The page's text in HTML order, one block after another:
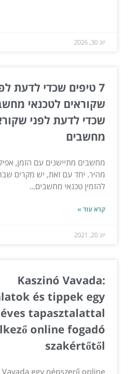
יונ 30, 2026
7 טיפים שכדי לדעת
שכדי לדעת לפני
מחשבים
מחשבים מתיישנים עם הזמן,
מהיר. יחד עם זאת, יש מקרים
להזמין טכנאי מחשבים...
קרא עוד »
יונ 20, 2021
Kaszinó Vavada:
és tippek egy
tapasztalattal
online fogadó
szakértőtől
egy népszerű online